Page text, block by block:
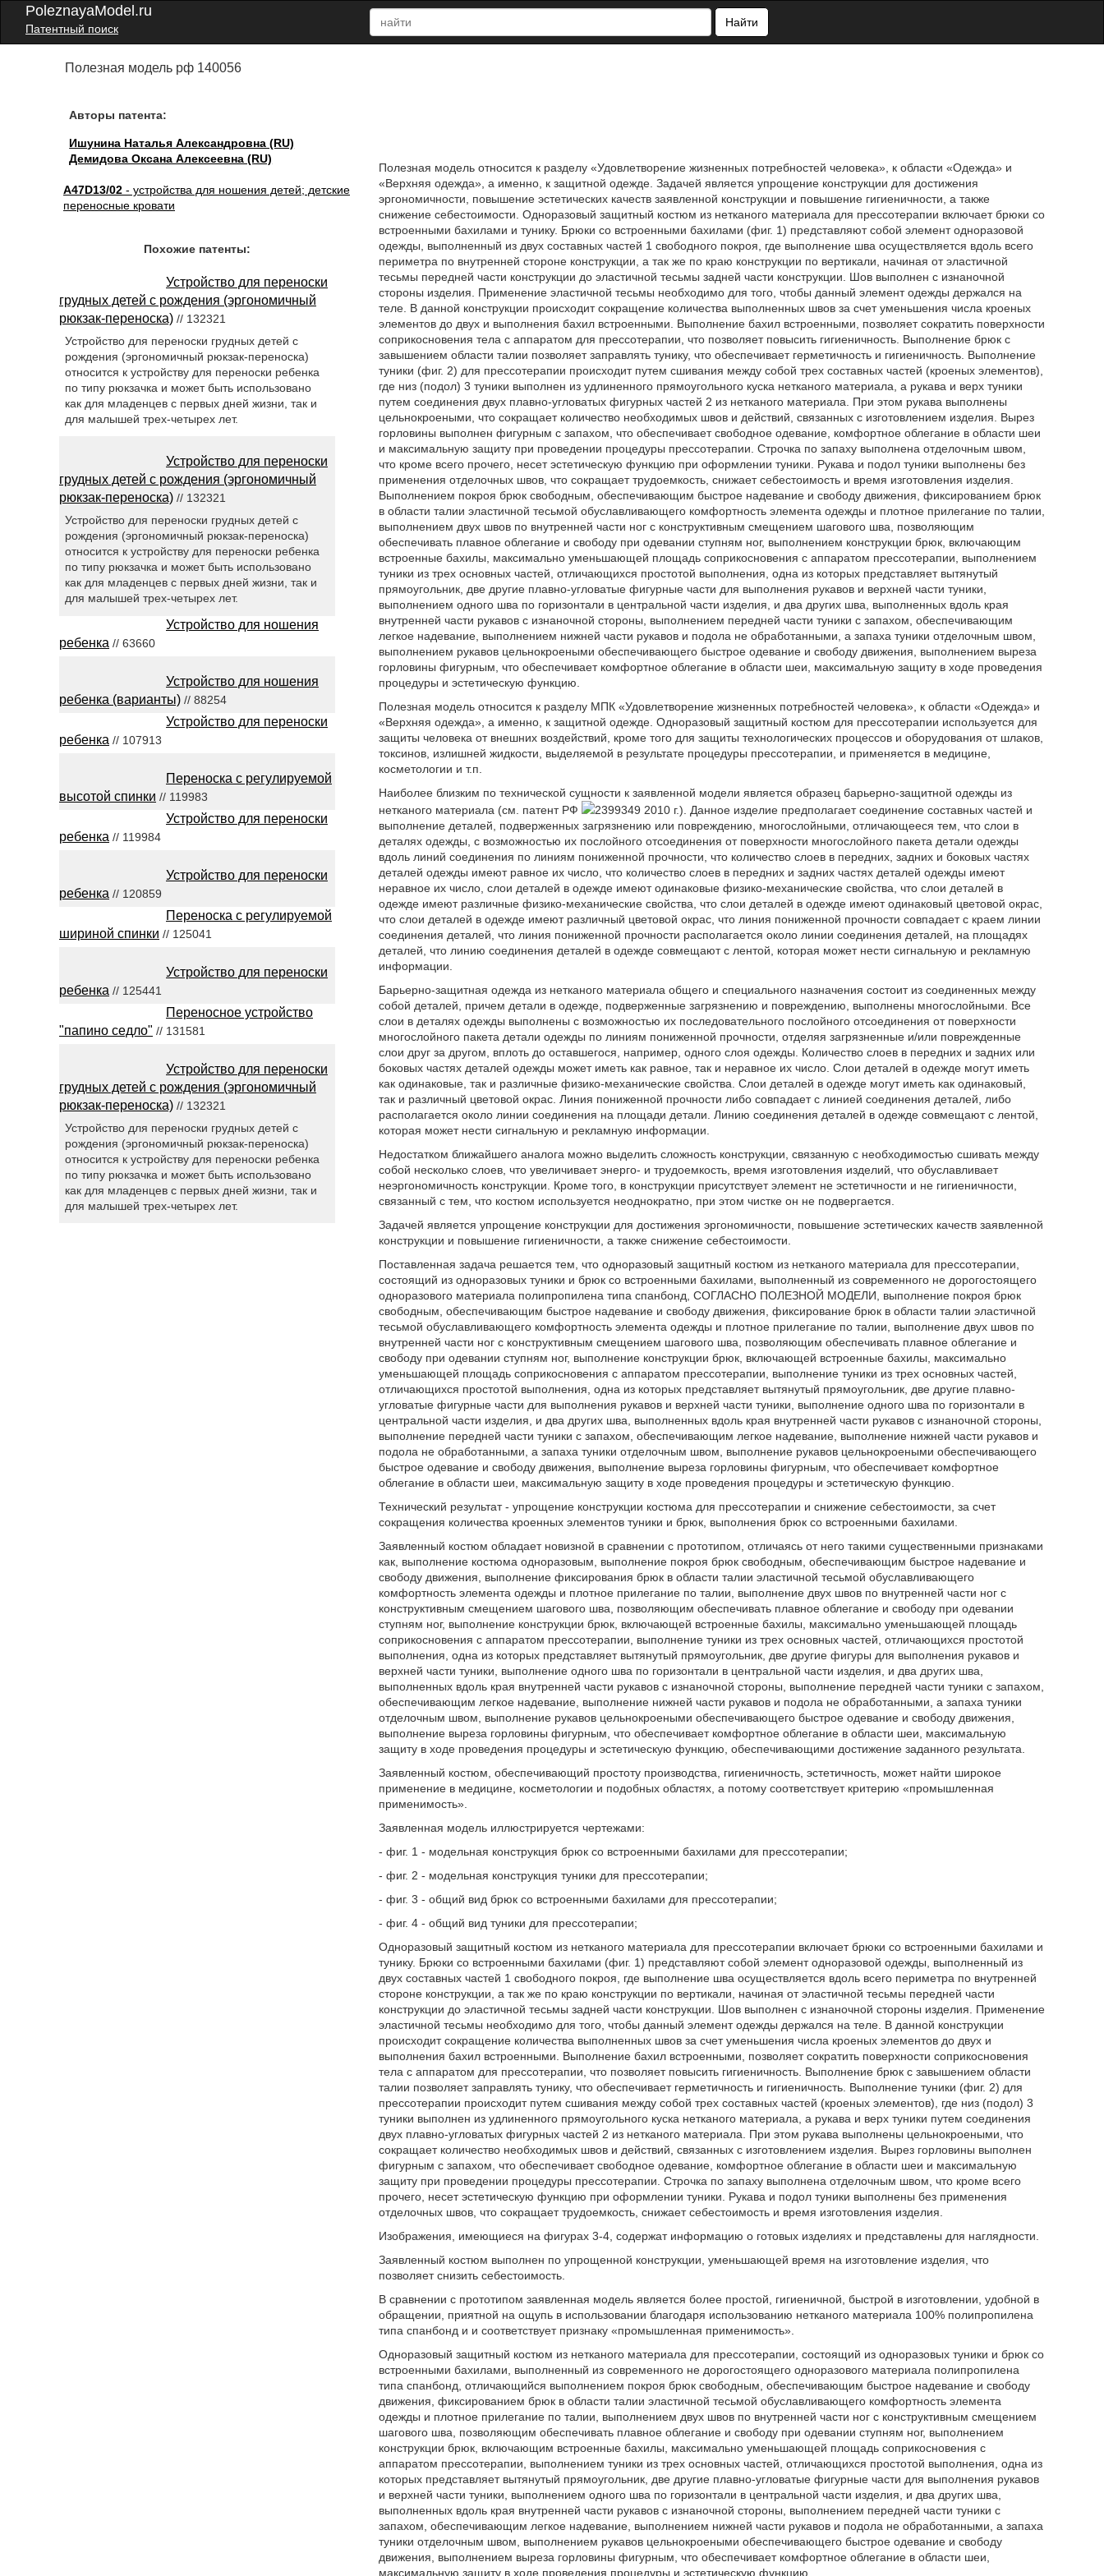
PoleznayaModel.ru
Патентный поиск
Найти
Полезная модель рф 140056
Авторы патента:
Ишунина Наталья Александровна (RU)
Демидова Оксана Алексеевна (RU)
A47D13/02 - устройства для ношения детей; детские
переносные кровати
Полезная модель относится к разделу «Удовлетворение жизненных потребностей человека», к области «Одежда» и
«Верхняя одежда», а именно, к защитной одежде. Задачей является упрощение конструкции для достижения
эргономичности, повышение эстетических качеств заявленной конструкции и повышение гигиеничности, а также
снижение себестоимости. Одноразовый защитный костюм из нетканого материала для прессотерапии включает брюки со
встроенными бахилами и тунику. Брюки со встроенными бахилами (фиг. 1) представляют собой элемент одноразовой
одежды, выполненный из двух составных частей 1 свободного покроя, где выполнение шва осуществляется вдоль всего
периметра по внутренней стороне конструкции, а так же по краю конструкции по вертикали, начиная от эластичной
тесьмы передней части конструкции до эластичной тесьмы задней части конструкции. Шов выполнен с изнаночной
стороны изделия. Применение эластичной тесьмы необходимо для того, чтобы данный элемент одежды держался на
теле. В данной конструкции происходит сокращение количества выполненных швов за счет уменьшения числа кроеных
элементов до двух и выполнения бахил встроенными. Выполнение бахил встроенными, позволяет сократить поверхности
соприкосновения тела с аппаратом для прессотерапии, что позволяет повысить гигиеничность. Выполнение брюк с
завышением области талии позволяет заправлять тунику, что обеспечивает герметичность и гигиеничность. Выполнение
туники (фиг. 2) для прессотерапии происходит путем сшивания между собой трех составных частей (кроеных элементов),
где низ (подол) 3 туники выполнен из удлиненного прямоугольного куска нетканого материала, а рукава и верх туники
путем соединения двух плавно-угловатых фигурных частей 2 из нетканого материала. При этом рукава выполнены
цельнокроеными, что сокращает количество необходимых швов и действий, связанных с изготовлением изделия. Вырез
горловины выполнен фигурным с запахом, что обеспечивает свободное одевание, комфортное облегание в области шеи
и максимальную защиту при проведении процедуры прессотерапии. Строчка по запаху выполнена отделочным швом,
что кроме всего прочего, несет эстетическую функцию при оформлении туники. Рукава и подол туники выполнены без
применения отделочных швов, что сокращает трудоемкость, снижает себестоимость и время изготовления изделия.
Выполнением покроя брюк свободным, обеспечивающим быстрое надевание и свободу движения, фиксированием брюк
в области талии эластичной тесьмой обуславливающего комфортность элемента одежды и плотное прилегание по талии,
выполнением двух швов по внутренней части ног с конструктивным смещением шагового шва, позволяющим
обеспечивать плавное облегание и свободу при одевании ступням ног, выполнением конструкции брюк, включающим
встроенные бахилы, максимально уменьшающей площадь соприкосновения с аппаратом прессотерапии, выполнением
туники из трех основных частей, отличающихся простотой выполнения, одна из которых представляет вытянутый
прямоугольник, две другие плавно-угловатые фигурные части для выполнения рукавов и верхней части туники,
выполнением одного шва по горизонтали в центральной части изделия, и два других шва, выполненных вдоль края
внутренней части рукавов с изнаночной стороны, выполнением передней части туники с запахом, обеспечивающим
легкое надевание, выполнением нижней части рукавов и подола не обработанными, а запаха туники отделочным швом,
выполнением рукавов цельнокроеными обеспечивающего быстрое одевание и свободу движения, выполнением выреза
горловины фигурным, что обеспечивает комфортное облегание в области шеи, максимальную защиту в ходе проведения
процедуры и эстетическую функцию.
Полезная модель относится к разделу МПК «Удовлетворение жизненных потребностей человека», к области «Одежда» и
«Верхняя одежда», а именно, к защитной одежде. Одноразовый защитный костюм для прессотерапии используется для
защиты человека от внешних воздействий, кроме того для защиты технологических процессов и оборудования от шлаков,
токсинов, излишней жидкости, выделяемой в результате процедуры прессотерапии, и применяется в медицине,
косметологии и т.п.
Наиболее близким по технической сущности к заявленной модели является образец барьерно-защитной одежды из
нетканого материала (см. патент РФ
2399349 2010 г.). Данное изделие предполагает соединение составных частей и
выполнение деталей, подверженных загрязнению или повреждению, многослойными, отличающееся тем, что слои в
деталях одежды, с возможностью их послойного отсоединения от поверхности многослойного пакета детали одежды
вдоль линий соединения по линиям пониженной прочности, что количество слоев в передних, задних и боковых частях
деталей одежды имеют равное их число, что количество слоев в передних и задних частях деталей одежды имеют
неравное их число, слои деталей в одежде имеют одинаковые физико-механические свойства, что слои деталей в
одежде имеют различные физико-механические свойства, что слои деталей в одежде имеют одинаковый цветовой окрас,
что слои деталей в одежде имеют различный цветовой окрас, что линия пониженной прочности совпадает с краем линии
соединения деталей, что линия пониженной прочности располагается около линии соединения деталей, на площадях
деталей, что линию соединения деталей в одежде совмещают с лентой, которая может нести сигнальную и рекламную
информации.
Барьерно-защитная одежда из нетканого материала общего и специального назначения состоит из соединенных между
собой деталей, причем детали в одежде, подверженные загрязнению и повреждению, выполнены многослойными. Все
слои в деталях одежды выполнены с возможностью их последовательного послойного отсоединения от поверхности
многослойного пакета детали одежды по линиям пониженной прочности, отделяя загрязненные и/или поврежденные
слои друг за другом, вплоть до оставшегося, например, одного слоя одежды. Количество слоев в передних и задних или
боковых частях деталей одежды может иметь как равное, так и неравное их число. Слои деталей в одежде могут иметь
как одинаковые, так и различные физико-механические свойства. Слои деталей в одежде могут иметь как одинаковый,
так и различный цветовой окрас. Линия пониженной прочности либо совпадает с линией соединения деталей, либо
располагается около линии соединения на площади детали. Линию соединения деталей в одежде совмещают с лентой,
которая может нести сигнальную и рекламную информации.
Недостатком ближайшего аналога можно выделить сложность конструкции, связанную с необходимостью сшивать между
собой несколько слоев, что увеличивает энерго- и трудоемкость, время изготовления изделий, что обуславливает
неэргономичность конструкции. Кроме того, в конструкции присутствует элемент не эстетичности и не гигиеничности,
связанный с тем, что костюм используется неоднократно, при этом чистке он не подвергается.
Задачей является упрощение конструкции для достижения эргономичности, повышение эстетических качеств заявленной
конструкции и повышение гигиеничности, а также снижение себестоимости.
Поставленная задача решается тем, что одноразовый защитный костюм из нетканого материала для прессотерапии,
состоящий из одноразовых туники и брюк со встроенными бахилами, выполненный из современного не дорогостоящего
одноразового материала полипропилена типа спанбонд, СОГЛАСНО ПОЛЕЗНОЙ МОДЕЛИ, выполнение покроя брюк
свободным, обеспечивающим быстрое надевание и свободу движения, фиксирование брюк в области талии эластичной
тесьмой обуславливающего комфортность элемента одежды и плотное прилегание по талии, выполнение двух швов по
внутренней части ног с конструктивным смещением шагового шва, позволяющим обеспечивать плавное облегание и
свободу при одевании ступням ног, выполнение конструкции брюк, включающей встроенные бахилы, максимально
уменьшающей площадь соприкосновения с аппаратом прессотерапии, выполнение туники из трех основных частей,
отличающихся простотой выполнения, одна из которых представляет вытянутый прямоугольник, две другие плавно-
угловатые фигурные части для выполнения рукавов и верхней части туники, выполнение одного шва по горизонтали в
центральной части изделия, и два других шва, выполненных вдоль края внутренней части рукавов с изнаночной стороны,
выполнение передней части туники с запахом, обеспечивающим легкое надевание, выполнение нижней части рукавов и
подола не обработанными, а запаха туники отделочным швом, выполнение рукавов цельнокроеными обеспечивающего
быстрое одевание и свободу движения, выполнение выреза горловины фигурным, что обеспечивает комфортное
облегание в области шеи, максимальную защиту в ходе проведения процедуры и эстетическую функцию.
Технический результат - упрощение конструкции костюма для прессотерапии и снижение себестоимости, за счет
сокращения количества кроенных элементов туники и брюк, выполнения брюк со встроенными бахилами.
Заявленный костюм обладает новизной в сравнении с прототипом, отличаясь от него такими существенными признаками
как, выполнение костюма одноразовым, выполнение покроя брюк свободным, обеспечивающим быстрое надевание и
свободу движения, выполнение фиксирования брюк в области талии эластичной тесьмой обуславливающего
комфортность элемента одежды и плотное прилегание по талии, выполнение двух швов по внутренней части ног с
конструктивным смещением шагового шва, позволяющим обеспечивать плавное облегание и свободу при одевании
ступням ног, выполнение конструкции брюк, включающей встроенные бахилы, максимально уменьшающей площадь
соприкосновения с аппаратом прессотерапии, выполнение туники из трех основных частей, отличающихся простотой
выполнения, одна из которых представляет вытянутый прямоугольник, две другие фигуры для выполнения рукавов и
верхней части туники, выполнение одного шва по горизонтали в центральной части изделия, и два других шва,
выполненных вдоль края внутренней части рукавов с изнаночной стороны, выполнение передней части туники с запахом,
обеспечивающим легкое надевание, выполнение нижней части рукавов и подола не обработанными, а запаха туники
отделочным швом, выполнение рукавов цельнокроеными обеспечивающего быстрое одевание и свободу движения,
выполнение выреза горловины фигурным, что обеспечивает комфортное облегание в области шеи, максимальную
защиту в ходе проведения процедуры и эстетическую функцию, обеспечивающими достижение заданного результата.
Заявленный костюм, обеспечивающий простоту производства, гигиеничность, эстетичность, может найти широкое
применение в медицине, косметологии и подобных областях, а потому соответствует критерию «промышленная
применимость».
Заявленная модель иллюстрируется чертежами:
- фиг. 1 - модельная конструкция брюк со встроенными бахилами для прессотерапии;
- фиг. 2 - модельная конструкция туники для прессотерапии;
- фиг. 3 - общий вид брюк со встроенными бахилами для прессотерапии;
- фиг. 4 - общий вид туники для прессотерапии;
Одноразовый защитный костюм из нетканого материала для прессотерапии включает брюки со встроенными бахилами и
тунику. Брюки со встроенными бахилами (фиг. 1) представляют собой элемент одноразовой одежды, выполненный из
двух составных частей 1 свободного покроя, где выполнение шва осуществляется вдоль всего периметра по внутренней
стороне конструкции, а так же по краю конструкции по вертикали, начиная от эластичной тесьмы передней части
конструкции до эластичной тесьмы задней части конструкции. Шов выполнен с изнаночной стороны изделия. Применение
эластичной тесьмы необходимо для того, чтобы данный элемент одежды держался на теле. В данной конструкции
происходит сокращение количества выполненных швов за счет уменьшения числа кроеных элементов до двух и
выполнения бахил встроенными. Выполнение бахил встроенными, позволяет сократить поверхности соприкосновения
тела с аппаратом для прессотерапии, что позволяет повысить гигиеничность. Выполнение брюк с завышением области
талии позволяет заправлять тунику, что обеспечивает герметичность и гигиеничность. Выполнение туники (фиг. 2) для
прессотерапии происходит путем сшивания между собой трех составных частей (кроеных элементов), где низ (подол) 3
туники выполнен из удлиненного прямоугольного куска нетканого материала, а рукава и верх туники путем соединения
двух плавно-угловатых фигурных частей 2 из нетканого материала. При этом рукава выполнены цельнокроеными, что
сокращает количество необходимых швов и действий, связанных с изготовлением изделия. Вырез горловины выполнен
фигурным с запахом, что обеспечивает свободное одевание, комфортное облегание в области шеи и максимальную
защиту при проведении процедуры прессотерапии. Строчка по запаху выполнена отделочным швом, что кроме всего
прочего, несет эстетическую функцию при оформлении туники. Рукава и подол туники выполнены без применения
отделочных швов, что сокращает трудоемкость, снижает себестоимость и время изготовления изделия.
Изображения, имеющиеся на фигурах 3-4, содержат информацию о готовых изделиях и представлены для наглядности.
Заявленный костюм выполнен по упрощенной конструкции, уменьшающей время на изготовление изделия, что
позволяет снизить себестоимость.
В сравнении с прототипом заявленная модель является более простой, гигиеничной, быстрой в изготовлении, удобной в
обращении, приятной на ощупь в использовании благодаря использованию нетканого материала 100% полипропилена
типа спанбонд и и соответствует признаку «промышленная применимость».
Одноразовый защитный костюм из нетканого материала для прессотерапии, состоящий из одноразовых туники и брюк со
встроенными бахилами, выполненный из современного не дорогостоящего одноразового материала полипропилена
типа спанбонд, отличающийся выполнением покроя брюк свободным, обеспечивающим быстрое надевание и свободу
движения, фиксированием брюк в области талии эластичной тесьмой обуславливающего комфортность элемента
одежды и плотное прилегание по талии, выполнением двух швов по внутренней части ног с конструктивным смещением
шагового шва, позволяющим обеспечивать плавное облегание и свободу при одевании ступням ног, выполнением
конструкции брюк, включающим встроенные бахилы, максимально уменьшающей площадь соприкосновения с
аппаратом прессотерапии, выполнением туники из трех основных частей, отличающихся простотой выполнения, одна из
которых представляет вытянутый прямоугольник, две другие плавно-угловатые фигурные части для выполнения рукавов
и верхней части туники, выполнением одного шва по горизонтали в центральной части изделия, и два других шва,
выполненных вдоль края внутренней части рукавов с изнаночной стороны, выполнением передней части туники с
запахом, обеспечивающим легкое надевание, выполнением нижней части рукавов и подола не обработанными, а запаха
туники отделочным швом, выполнением рукавов цельнокроеными обеспечивающего быстрое одевание и свободу
движения, выполнением выреза горловины фигурным, что обеспечивает комфортное облегание в области шеи,
максимальную защиту в ходе проведения процедуры и эстетическую функцию.
Похожие патенты:
Устройство для переноски
грудных детей с рождения (эргономичный
рюкзак-переноска) // 132321
Устройство для переноски грудных детей с
рождения (эргономичный рюкзак-переноска)
относится к устройству для переноски ребенка
по типу рюкзачка и может быть использовано
как для младенцев с первых дней жизни, так и
для малышей трех-четырех лет.
Устройство для переноски
грудных детей с рождения (эргономичный
рюкзак-переноска) // 132321
Устройство для переноски грудных детей с
рождения (эргономичный рюкзак-переноска)
относится к устройству для переноски ребенка
по типу рюкзачка и может быть использовано
как для младенцев с первых дней жизни, так и
для малышей трех-четырех лет.
Устройство для ношения
ребенка // 63660
Устройство для ношения
ребенка (варианты) // 88254
Устройство для переноски
ребенка // 107913
Переноска с регулируемой
высотой спинки // 119983
Устройство для переноски
ребенка // 119984
Устройство для переноски
ребенка // 120859
Переноска с регулируемой
шириной спинки // 125041
Устройство для переноски
ребенка // 125441
Переносное устройство
"папино седло" // 131581
Устройство для переноски
грудных детей с рождения (эргономичный
рюкзак-переноска) // 132321
Устройство для переноски грудных детей с
рождения (эргономичный рюкзак-переноска)
относится к устройству для переноски ребенка
по типу рюкзачка и может быть использовано
как для младенцев с первых дней жизни, так и
для малышей трех-четырех лет.